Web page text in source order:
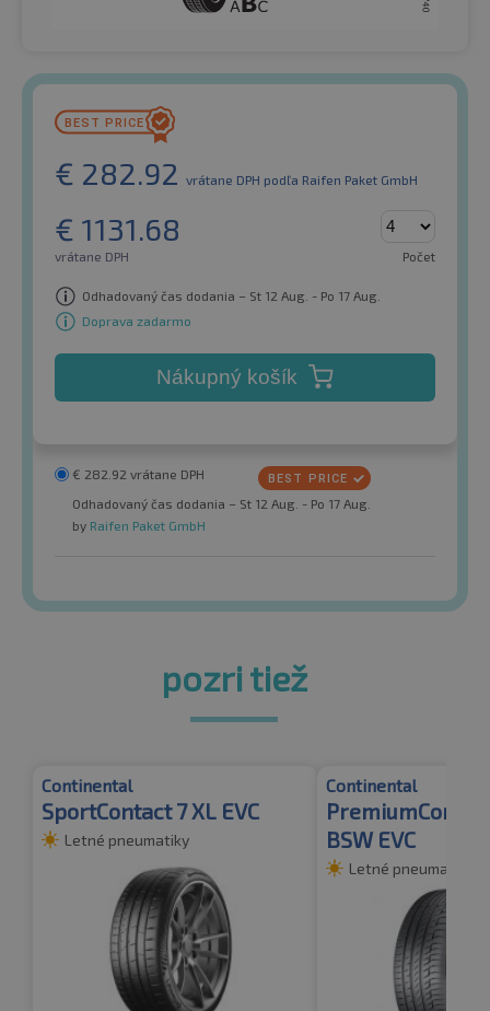
€ 282.92 vrátane DPH podľa Raifen Paket GmbH
€ 1131.68
vrátane DPH Počet
Odhadovaný čas dodania – St 12 Aug. - Po 17 Aug.
Doprava zadarmo
Nákupný košík
€ 282.92 vrátane DPH
Odhadovaný čas dodania – St 12 Aug. - Po 17 Aug.
by Raifen Paket GmbH
pozri tiež
Continental
SportContact 7 XL EVC
Letné pneumatiky
Continental
BSW EVC
Letné pneumatiky